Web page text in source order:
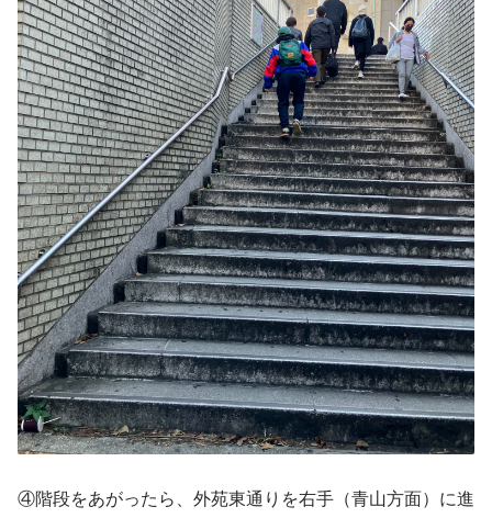
④階段をあがったら、外苑東通りを右手（青山方面）に進